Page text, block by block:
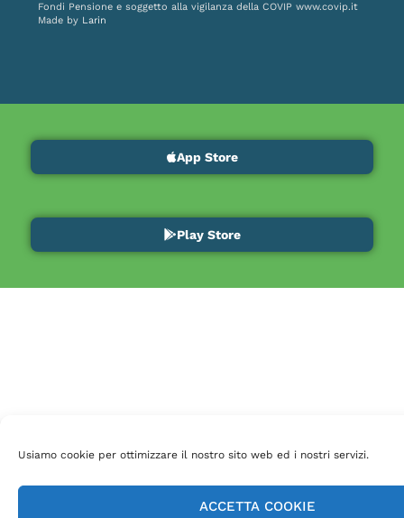
Usiamo cookie per ottimizzare il nostro sito web ed i nostri servizi.
ACCETTA COOKIE
Fondi Pensione e soggetto alla vigilanza della COVIP www.covip.it
Made by Larin
App Store
Play Store